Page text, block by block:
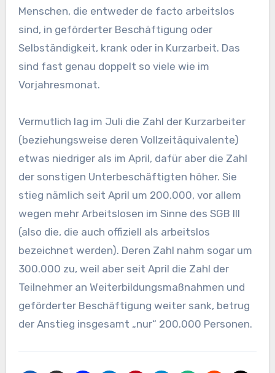
Menschen, die entweder de facto arbeitslos
sind, in geförderter Beschäftigung oder
Selbständigkeit, krank oder in Kurzarbeit. Das
sind fast genau doppelt so viele wie im
Vorjahresmonat.
Vermutlich lag im Juli die Zahl der Kurzarbeiter
(beziehungsweise deren Vollzeitäquivalente)
etwas niedriger als im April, dafür aber die Zahl
der sonstigen Unterbeschäftigten höher. Sie
stieg nämlich seit April um 200.000, vor allem
wegen mehr Arbeitslosen im Sinne des SGB III
(also die, die auch offiziell als arbeitslos
bezeichnet werden). Deren Zahl nahm sogar um
300.000 zu, weil aber seit April die Zahl der
Teilnehmer an Weiterbildungsmaßnahmen und
geförderter Beschäftigung weiter sank, betrug
der Anstieg insgesamt „nur“ 200.000 Personen.